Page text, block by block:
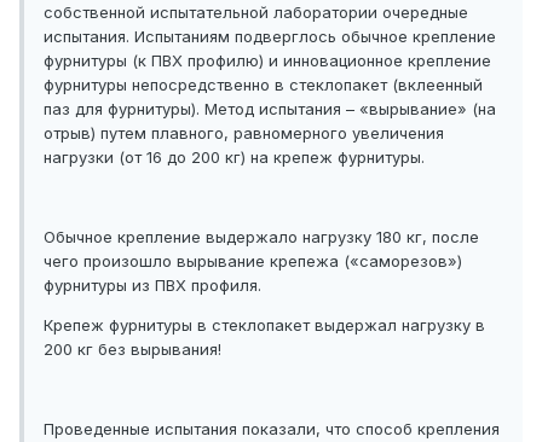
собственной испытательной лаборатории очередные
испытания. Испытаниям подверглось обычное крепление
фурнитуры (к ПВХ профилю) и инновационное крепление
фурнитуры непосредственно в стеклопакет (вклеенный
паз для фурнитуры). Метод испытания – «вырывание» (на
отрыв) путем плавного, равномерного увеличения
нагрузки (от 16 до 200 кг) на крепеж фурнитуры.
Обычное крепление выдержало нагрузку 180 кг, после
чего произошло вырывание крепежа («саморезов»)
фурнитуры из ПВХ профиля.
Крепеж фурнитуры в стеклопакет выдержал нагрузку в
200 кг без вырывания!
Проведенные испытания показали, что способ крепления